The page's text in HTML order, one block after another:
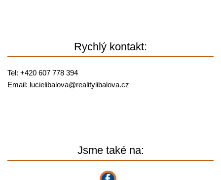
Rychlý kontakt:
Tel: +420 607 778 394
Email: lucielibalova@realitylibalova.cz
Jsme také na: